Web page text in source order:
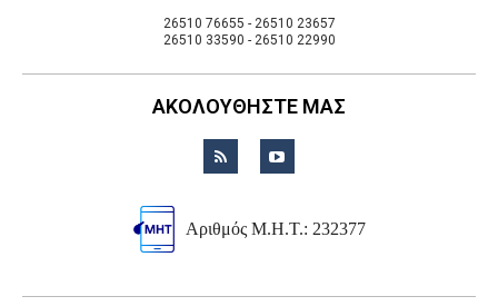
26510 76655 - 26510 23657
26510 33590 - 26510 22990
ΑΚΟΛΟΥΘΗΣΤΕ ΜΑΣ
Αριθμός Μ.Η.Τ.: 232377